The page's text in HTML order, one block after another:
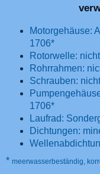
Motorgehäuse:
1706*
Rotorwelle:
Rohrrahmen:
Schrauben:
1706*
Laufrad:
Dichtungen:
* meerwasserbeständig,